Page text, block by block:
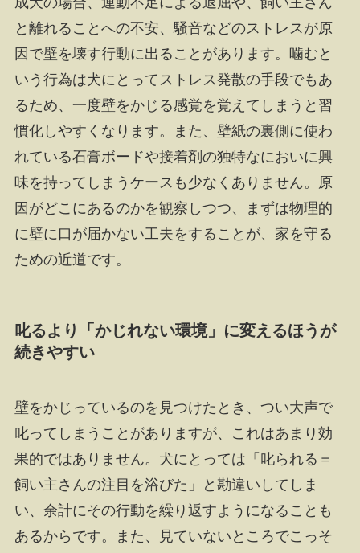
と離れることへの不安、騒音などのストレスが原
因で壁を壊す行動に出ることがあります。噛むと
いう行為は犬にとってストレス発散の手段でもあ
るため、一度壁をかじる感覚を覚えてしまうと習
慣化しやすくなります。また、壁紙の裏側に使わ
れている石膏ボードや接着剤の独特なにおいに興
味を持ってしまうケースも少なくありません。原
因がどこにあるのかを観察しつつ、まずは物理的
に壁に口が届かない工夫をすることが、家を守る
ための近道です。
叱るより「かじれない環境」に変えるほうが
続きやすい
壁をかじっているのを見つけたとき、つい大声で
叱ってしまうことがありますが、これはあまり効
果的ではありません。犬にとっては「叱られる＝
飼い主さんの注目を浴びた」と勘違いしてしま
い、余計にその行動を繰り返すようになることも
あるからです。また、見ていないところでこっそ